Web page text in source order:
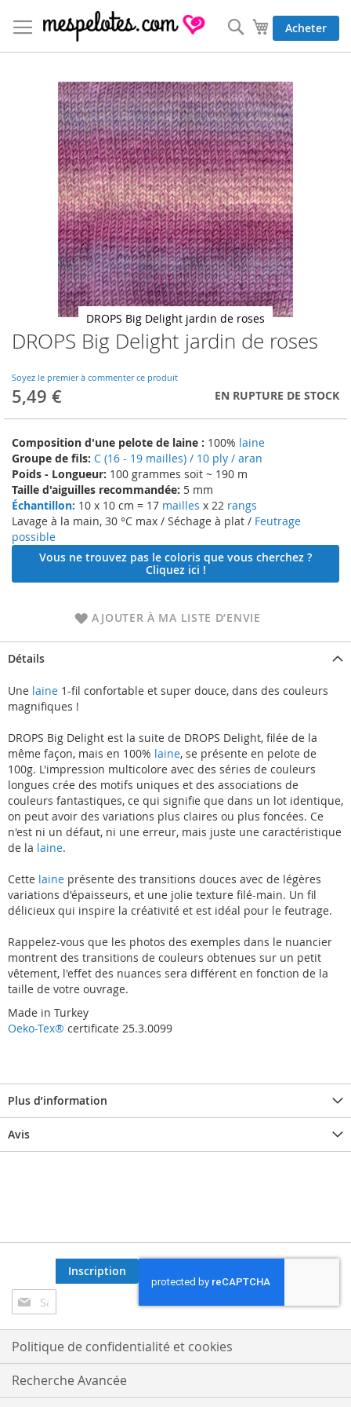
au
contenu
Mon panier
Acheter
Rechercher
DROPS Big Delight jardin de roses
Soyez le premier à commenter ce produit
5,49 € EN RUPTURE DE STOCK
Composition d'une pelote de laine : 100% laine
Groupe de fils: C (16 - 19 mailles) / 10 ply / aran
Poids - Longueur: 100 grammes soit ~ 190 m
Taille d'aiguilles recommandée: 5 mm
Échantillon: 10 x 10 cm = 17 mailles x 22 rangs
Lavage à la main, 30 °C max / Séchage à plat / Feutrage
possible
Vous ne trouvez pas le coloris que vous cherchez ?
Cliquez ici !
AJOUTER À MA LISTE D’ENVIE
DROPS Big Delight jardin de roses
Skip
to
beginning
of
the
gallery
Détails
Une laine 1-fil confortable et super douce, dans des couleurs
magnifiques !
DROPS Big Delight est la suite de DROPS Delight, filée de la
même façon, mais en 100% laine, se présente en pelote de
100g. L'impression multicolore avec des séries de couleurs
longues crée des motifs uniques et des associations de
couleurs fantastiques, ce qui signifie que dans un lot identique,
on peut avoir des variations plus claires ou plus foncées. Ce
n'est ni un défaut, ni une erreur, mais juste une caractéristique
de la laine.
Cette laine présente des transitions douces avec de légères
variations d'épaisseurs, et une jolie texture filé-main. Un fil
délicieux qui inspire la créativité et est idéal pour le feutrage.
Rappelez-vous que les photos des exemples dans le nuancier
montrent des transitions de couleurs obtenues sur un petit
vêtement, l'effet des nuances sera différent en fonction de la
taille de votre ouvrage.
Made in Turkey
Oeko-Tex® certificate 25.3.0099
Plus d’information
Avis
Inscription
à
notre
lettre
d’information
:
Inscription
Politique de confidentialité et cookies
Recherche Avancée